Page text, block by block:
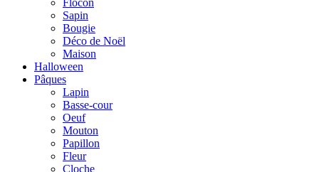
Sapin
Bougie
Déco de Noël
Maison
Halloween
Pâques
Lapin
Basse-cour
Oeuf
Mouton
Papillon
Fleur
Cloche